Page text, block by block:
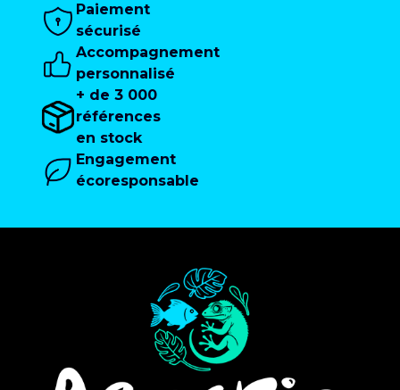
Paiement
sécurisé
Accompagnement
personnalisé
+ de 3 000
références
en stock
Engagement
écoresponsable